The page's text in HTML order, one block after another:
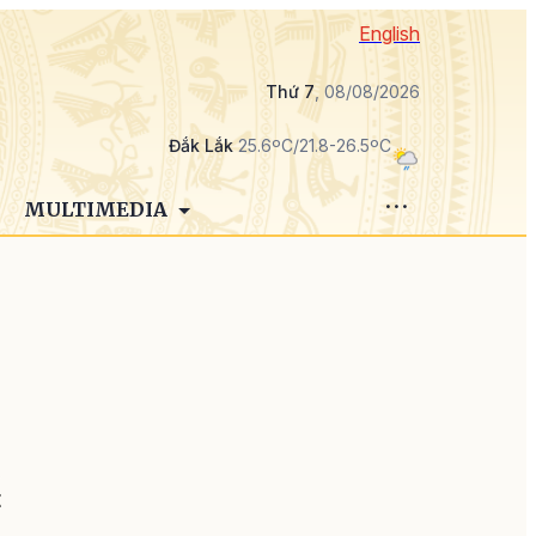
English
Thứ 7, 08/08/2026
Đắk Lắk25.6ºC/21.8-26.5ºC
MULTIMEDIA